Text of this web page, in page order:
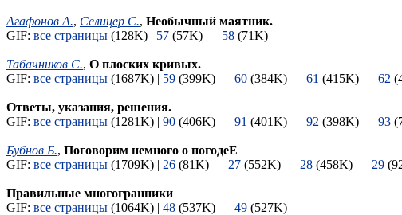
Агафонов А., Селицер С., Необычный маятник.
GIF: все страницы (128K) | 57 (57K) 58 (71K)
Табачников С., О плоских кривых.
GIF: все страницы (1687K) | 59 (399K) 60 (384K) 61 (415K) 62
Ответы, указания, решения.
GIF: все страницы (1281K) | 90 (406K) 91 (401K) 92 (398K) 93
Бубнов Б., Поговорим немного о погодеЕ
GIF: все страницы (1709K) | 26 (81K) 27 (552K) 28 (458K) 29
Правильные многогранники
GIF: все страницы (1064K) | 48 (537K) 49 (527K)